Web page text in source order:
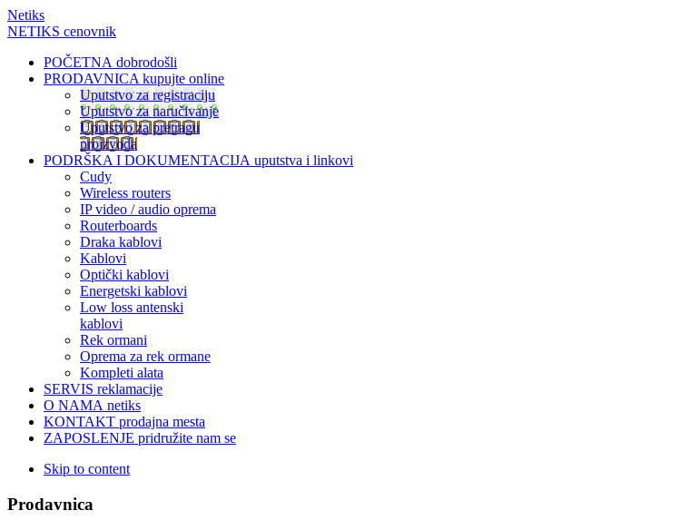
Netiks
NETIKS cenovnik
POČETNA dobrodošli
PRODAVNICA kupujte online
Uputstvo za registraciju
Uputstvo za naručivanje
Uputstvo za pretragu
proizvoda
PODRŠKA I DOKUMENTACIJA uputstva i linkovi
Cudy
Wireless routers
IP video / audio oprema
Routerboards
Draka kablovi
Kablovi
Optički kablovi
Energetski kablovi
Low loss antenski
kablovi
Rek ormani
Oprema za rek ormane
Kompleti alata
SERVIS reklamacije
O NAMA netiks
KONTAKT prodajna mesta
ZAPOSLENJE pridružite nam se
Skip to content
Prodavnica